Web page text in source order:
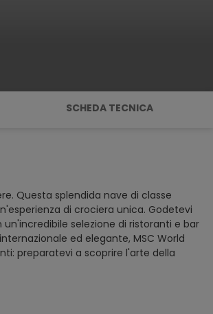
SCHEDA TECNICA
Questa splendida nave di classe
di crociera unica. Godetevi
selezione di ristoranti e bar
ed elegante, MSC World
preparatevi a scoprire l'arte della